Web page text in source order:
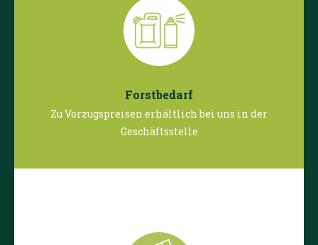
Forstbedarf
Zu Vorzugspreisen erhältlich bei uns in der
Geschäftsstelle